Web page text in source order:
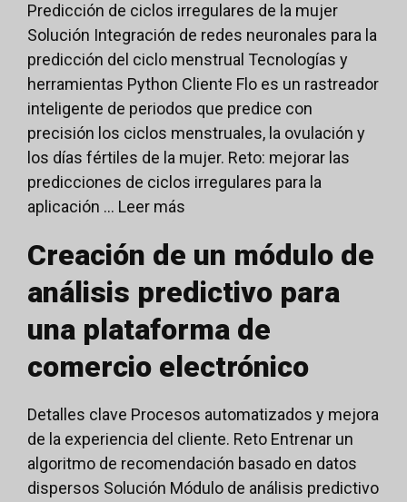
Predicción de ciclos irregulares de la mujer
Solución Integración de redes neuronales para la
predicción del ciclo menstrual Tecnologías y
herramientas Python Cliente Flo es un rastreador
inteligente de periodos que predice con
precisión los ciclos menstruales, la ovulación y
los días fértiles de la mujer. Reto: mejorar las
predicciones de ciclos irregulares para la
aplicación ... Leer más
Creación de un módulo de
análisis predictivo para
una plataforma de
comercio electrónico
Detalles clave Procesos automatizados y mejora
de la experiencia del cliente. Reto Entrenar un
algoritmo de recomendación basado en datos
dispersos Solución Módulo de análisis predictivo